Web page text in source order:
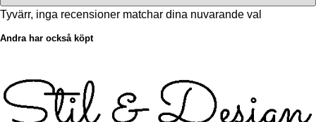
Tyvärr, inga recensioner matchar dina nuvarande val
Andra har också köpt